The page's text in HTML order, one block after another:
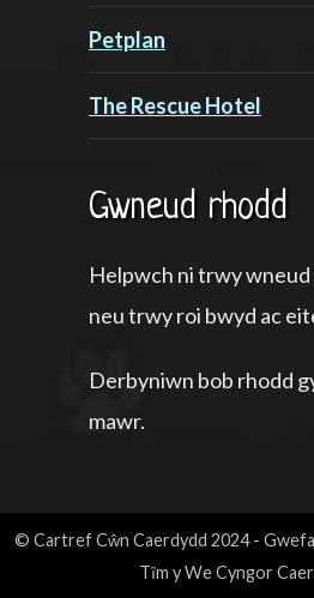
Petplan
The Rescue Hotel
Gwneud rhodd
Helpwch ni trwy wneud
neu trwy roi bwyd ac
Derbyniwn bob rhodd
mawr.
© Cartref Cŵn Caerdydd 2024 -
Tȋm y We Cyngor